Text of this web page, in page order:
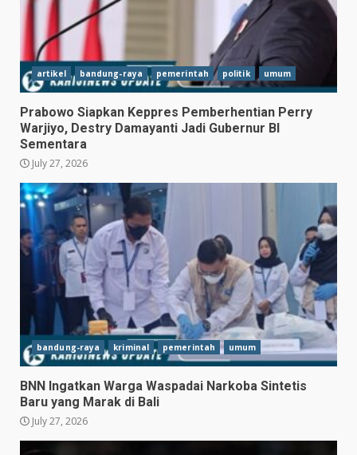
artikel bandung-raya pemerintah politik umum
Prabowo Siapkan Keppres Pemberhentian Perry
Warjiyo, Destry Damayanti Jadi Gubernur BI
Sementara
July 27, 2026
bandung-raya kriminal pemerintah umum
BNN Ingatkan Warga Waspadai Narkoba Sintetis
Baru yang Marak di Bali
July 27, 2026